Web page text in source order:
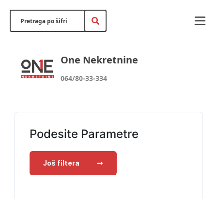
One Nekretnine
064/80-33-334
Podesite Parametre
Još filtera